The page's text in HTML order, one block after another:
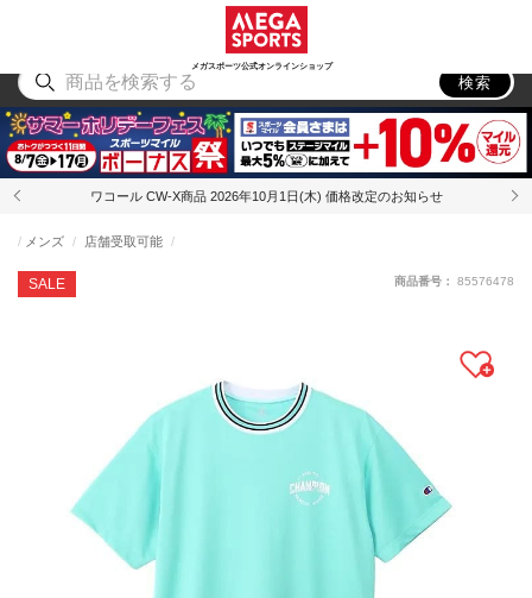
メガスポーツ公式オンラインショップ
アウトドア
検索
ワコール CW-X商品 2026年10月1日(木) 価格改定のお知らせ
SALE
メンズ 店舗受取可能
商品番号： 85576478